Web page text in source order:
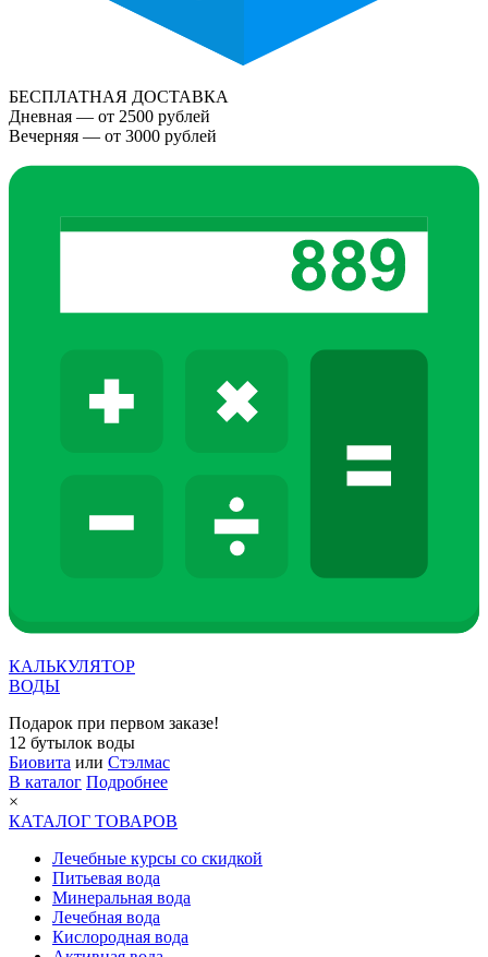
БЕСПЛАТНАЯ ДОСТАВКА
Дневная — от 2500 рублей
Вечерняя — от 3000 рублей
КАЛЬКУЛЯТОР
ВОДЫ
Подарок при первом заказе!
12 бутылок воды
Биовита или Стэлмас
В каталог Подробнее
×
КАТАЛОГ ТОВАРОВ
Лечебные курсы со скидкой
Питьевая вода
Минеральная вода
Лечебная вода
Кислородная вода